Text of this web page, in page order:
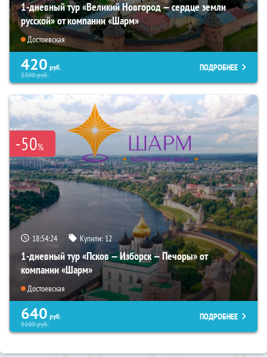
1-дневный тур «Великий Новгород — сердце земли
русской» от компании «Шарм»
Достоевская
420 руб.
3300руб.
ПОДРОБНЕЕ
-50%
18:54:22 Купили:12
1-дневный тур «Псков — Изборск — Печоры» от
компании «Шарм»
Достоевская
640 руб.
5100руб.
ПОДРОБНЕЕ